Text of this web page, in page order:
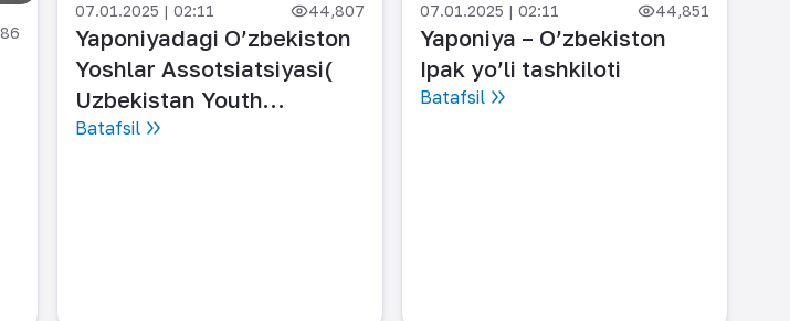
07.01.2025 | 02:11 44,807
Yaponiyadagi O’zbekiston
Yoshlar Assotsiatsiyasi(
Uzbekistan Youth
Association in Japan )
Batafsil
07.01.2025 | 02:11 44,851
Yaponiya – O’zbekiston
Ipak yo’li tashkiloti
Batafsil